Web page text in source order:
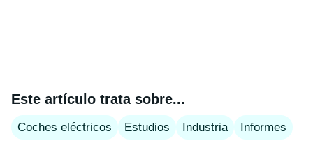
Este artículo trata sobre...
Coches eléctricos Estudios Industria Informes